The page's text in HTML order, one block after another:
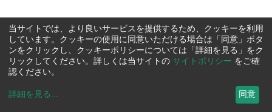
当サイトでは、より良いサービスを提供するため、クッキーを利用
しています。クッキーの使用に同意いただける場合は「同意」ボタ
ンをクリックし、クッキーポリシーについては「詳細を見る」をク
リックしてください。詳しくは当サイトの サイトポリシー をご確
認ください。
詳細を見る ... 同意